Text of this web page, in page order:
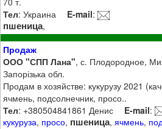
Тел: Украина E-mail:
пшеница,
Продаж
ООО "СПП Лана", с. Плодородное,
Запорізька обл.
Продам в хозяйстве: кукурузу 2021
ячмень, подсолнечник, просо..
Тел: +380504841861 Денис E-mail:
кукуруза, просо, пшеница,ячмень,